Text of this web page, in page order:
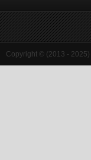
Copyright © (2013 - 2025)